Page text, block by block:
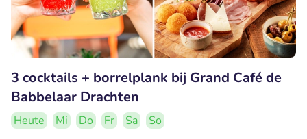
3 cocktails + borrelplank bij Grand Café de
Babbelaar Drachten
Heute Mi Do Fr Sa
So